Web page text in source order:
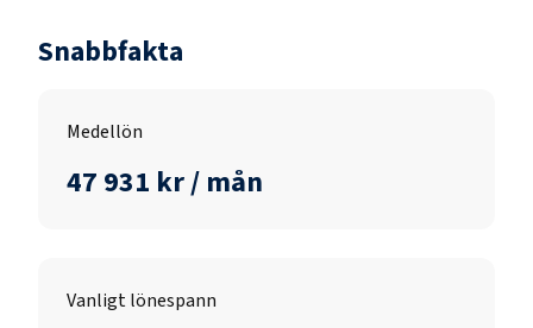
Snabbfakta
Medellön
47 931 kr / mån
Vanligt lönespann